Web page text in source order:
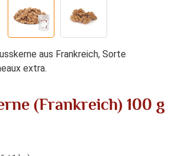
aus Frankreich, Sorte
extra.
(Frankreich) 100 g